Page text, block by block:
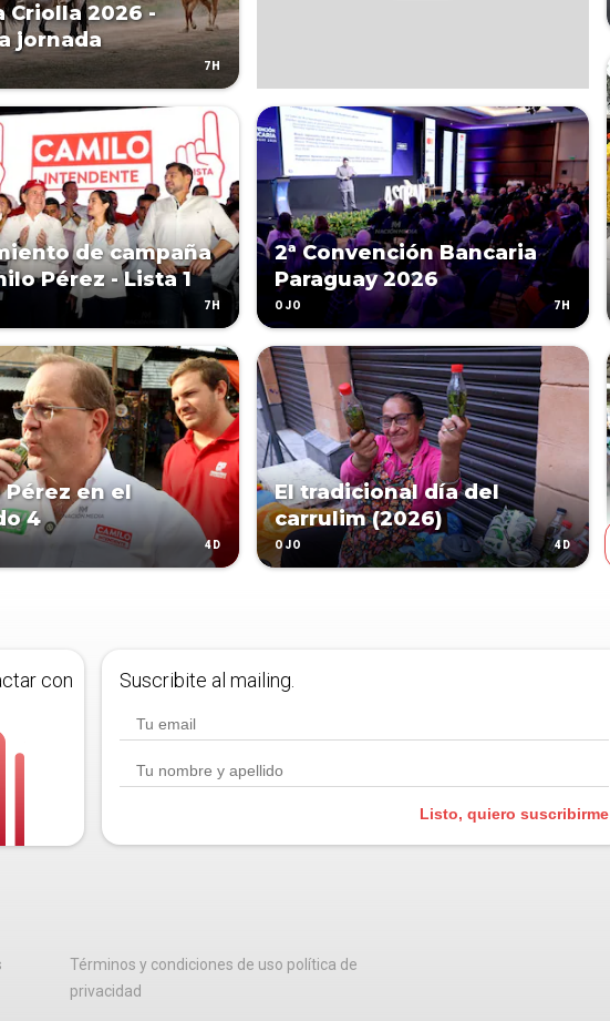
Criolla 2026 -
jornada
7H
de campaña
Pérez - Lista 1
7H
2ª Convención Bancaria
Paraguay 2026
OJO 7H
Pérez en el
4
4D
El tradicional día del
carrulim (2026)
OJO 4D
con Suscribite al mailing.
Listo, quiero suscribirme
Términos y condiciones de uso política de
privacidad